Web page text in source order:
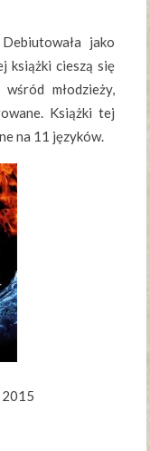
jako
książki cieszą się
młodzieży,
Książki tej
na 11 języków.